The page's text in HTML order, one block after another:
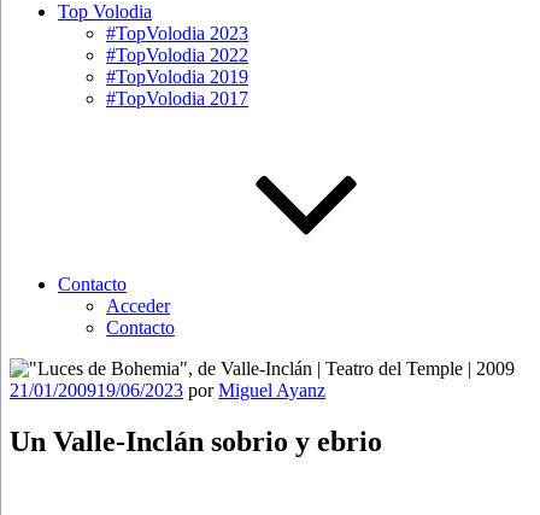
Top Volodia
#TopVolodia 2023
#TopVolodia 2022
#TopVolodia 2019
#TopVolodia 2017
Contacto
Acceder
Contacto
Publicado
21/01/200919/06/2023 porMiguel Ayanz
Un Valle-Inclán sobrio y ebrio